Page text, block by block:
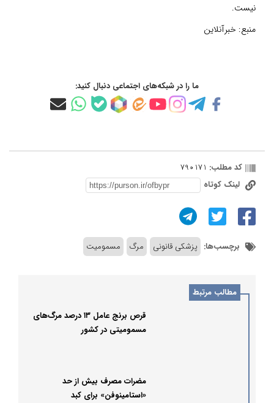
نیست.
منبع: خبرآنلاین
ما را در شبکه‌های اجتماعی دنبال کنید:
کد مطلب: 790171
لینک کوتاه
برچسب‌ها: پزشکی قانونی مرگ مسمومیت
مطالب مرتبط
قرص برنج عامل ۱۳ درصد مرگ‌های
مسمومیتی در کشور
مضرات مصرف بیش از حد
«استامینوفن» برای کبد